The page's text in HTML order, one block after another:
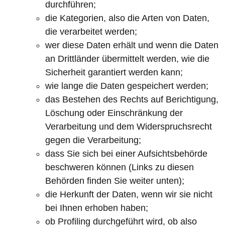
durchführen;
die Kategorien, also die Arten von Daten,
die verarbeitet werden;
wer diese Daten erhält und wenn die Daten
an Drittländer übermittelt werden, wie die
Sicherheit garantiert werden kann;
wie lange die Daten gespeichert werden;
das Bestehen des Rechts auf Berichtigung,
Löschung oder Einschränkung der
Verarbeitung und dem Widerspruchsrecht
gegen die Verarbeitung;
dass Sie sich bei einer Aufsichtsbehörde
beschweren können (Links zu diesen
Behörden finden Sie weiter unten);
die Herkunft der Daten, wenn wir sie nicht
bei Ihnen erhoben haben;
ob Profiling durchgeführt wird, ob also